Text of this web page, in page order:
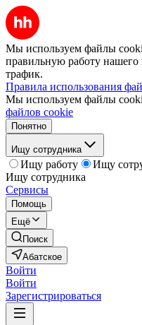
Мы используем файлы
правильную работу нашего
трафик.
Правила использования
Мы используем файлы
файлов cookie
Понятно
Ищу сотрудника
Ищу работу
Ищу
Ищу сотрудника
Сервисы
Помощь
Ещё
Поиск
Абатское
Войти
Войти
Зарегистрироваться